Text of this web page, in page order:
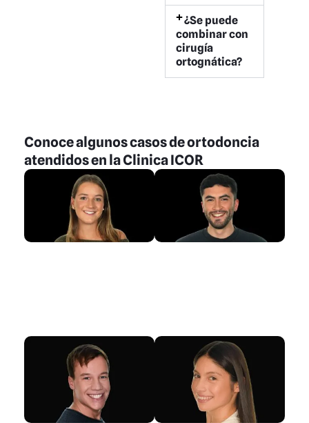
¿Se puede
combinar con
cirugía
ortognática?
Conoce algunos casos de ortodoncia
atendidos en la Clinica ICOR